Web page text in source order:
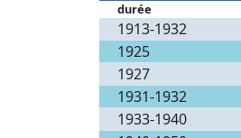
durée
1913-1932
1925
1927
1931-1932
1933-1940